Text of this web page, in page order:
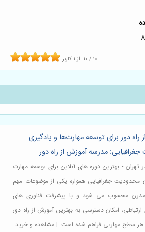
10 / 10 از 1 کاربر
راه دور برای توسعه مهارت‌ها و یادگیری
مدرسه آموزش از راه دور
تهران - بهترین دوره های آنلاین برای توسعه مهارت
محدودیت جغرافیایی همواره یکی از موضوعات مهم
مدرن محسوب می شود و با پیشرفت فناوری های
ارتباطی، امکان دسترسی به بهترین آموزش از راه دور
هر سطح مهارتی فراهم شده است. | مشاهده و خرید